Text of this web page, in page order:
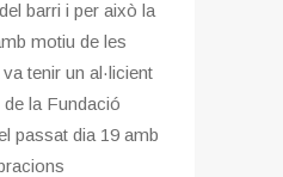
barri i per això la
motiu de les
tenir un al·licient
la Fundació
passat dia 19 amb